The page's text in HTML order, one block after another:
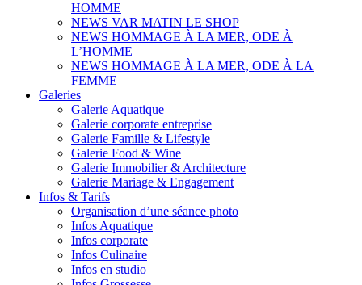
HOMME
NEWS VAR MATIN LE SHOP
NEWS HOMMAGE À LA MER, ODE À
L’HOMME
NEWS HOMMAGE À LA MER, ODE À LA
FEMME
Galeries
Galerie Aquatique
Galerie corporate entreprise
Galerie Famille & Lifestyle
Galerie Food & Wine
Galerie Immobilier & Architecture
Galerie Mariage & Engagement
Infos & Tarifs
Organisation d’une séance photo
Infos Aquatique
Infos corporate
Infos Culinaire
Infos en studio